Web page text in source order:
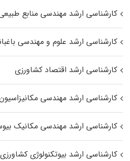
کارشناسی ارشد مهندسی منابع طبیعی
کارشناسی ارشد علوم و مهندسی
کارشناسی ارشد اقتصاد کشاورزی
کارشناسی ارشد مهندسی
کارشناسی ارشد مهندسی مکانیک
کارشناسی ارشد بیوتکنولوژی کشاورزی